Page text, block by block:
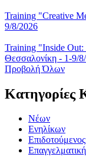
Training "Creative
9/8/2026
Training "Inside
Θεσσαλονίκη - 1-9/
Προβολή Όλων
Κατηγορίες
Νέων
Ενηλίκων